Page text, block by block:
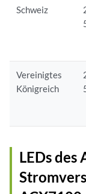
Schweiz
Vereinigtes
Königreich
LEDs des